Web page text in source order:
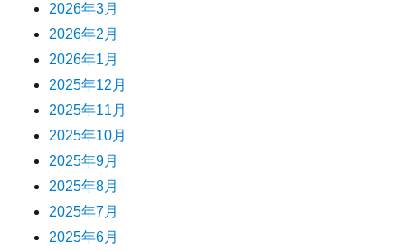
2026年3月
2026年2月
2026年1月
2025年12月
2025年11月
2025年10月
2025年9月
2025年8月
2025年7月
2025年6月